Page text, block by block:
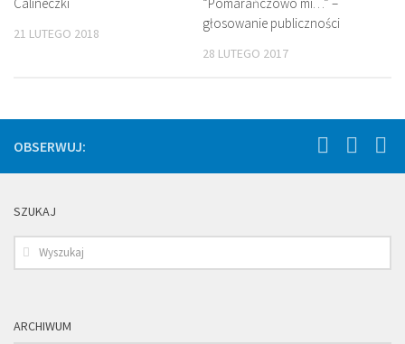
21 LUTEGO 2018
głosowanie publiczności
28 LUTEGO 2017
OBSERWUJ:
SZUKAJ
ARCHIWUM